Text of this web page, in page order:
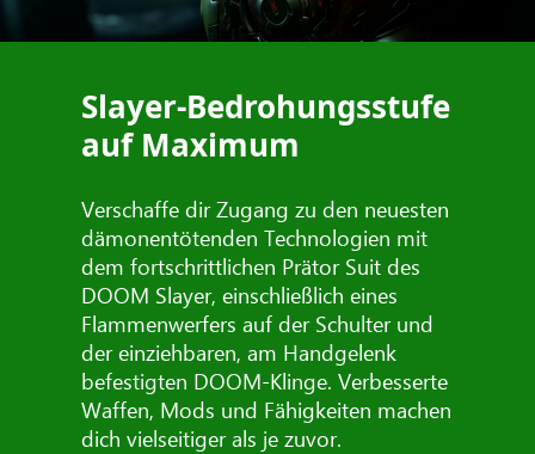
Slayer-Bedrohungsstufe
auf Maximum
Verschaffe dir Zugang zu den neuesten
dämonentötenden Technologien mit
dem fortschrittlichen Prätor Suit des
DOOM Slayer, einschließlich eines
Flammenwerfers auf der Schulter und
der einziehbaren, am Handgelenk
befestigten DOOM-Klinge. Verbesserte
Waffen, Mods und Fähigkeiten machen
dich vielseitiger als je zuvor.